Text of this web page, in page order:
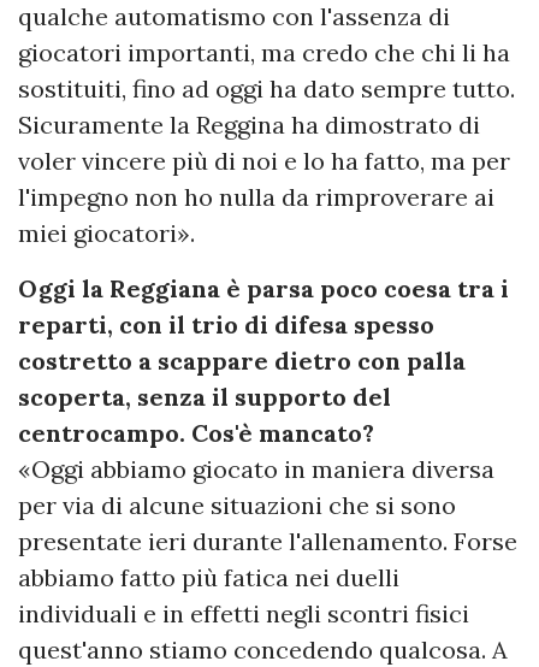
qualche automatismo con l'assenza di
giocatori importanti, ma credo che chi li ha
sostituiti, fino ad oggi ha dato sempre tutto.
Sicuramente la Reggina ha dimostrato di
voler vincere più di noi e lo ha fatto, ma per
l'impegno non ho nulla da rimproverare ai
miei giocatori».
Oggi la Reggiana è parsa poco coesa tra i
reparti, con il trio di difesa spesso
costretto a scappare dietro con palla
scoperta, senza il supporto del
centrocampo. Cos'è mancato?
«Oggi abbiamo giocato in maniera diversa
per via di alcune situazioni che si sono
presentate ieri durante l'allenamento. Forse
abbiamo fatto più fatica nei duelli
individuali e in effetti negli scontri fisici
quest'anno stiamo concedendo qualcosa. A